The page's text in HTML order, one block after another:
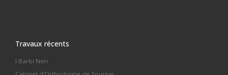
Travaux récents
I Barbi Neri